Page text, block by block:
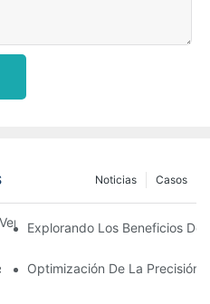
Casos
Noticias
De Usar Fresas De
Explorando Los Beneficios De
Guía De Herramientas
Optimización De La Precisión